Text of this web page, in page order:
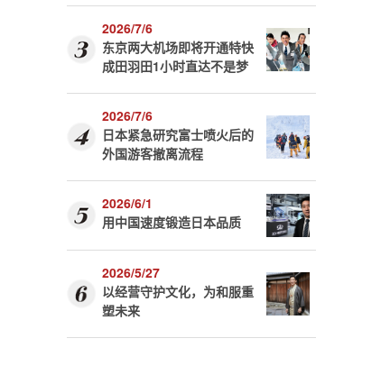
2026/7/6
东京两大机场即将开通特快
成田羽田1小时直达不是梦
2026/7/6
日本紧急研究富士喷火后的
外国游客撤离流程
2026/6/1
用中国速度锻造日本品质
2026/5/27
以经营守护文化，为和服重
塑未来